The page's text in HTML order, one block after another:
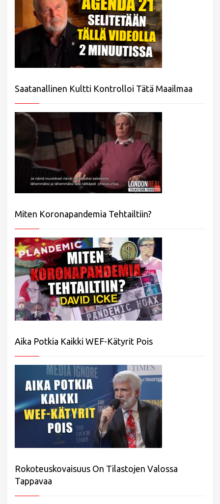
Saatanallinen Kultti Kontrolloi Tätä Maailmaa
Miten Koronapandemia Tehtailtiin?
Aika Potkia Kaikki WEF-Kätyrit Pois
Rokoteuskovaisuus On Tilastojen Valossa
Tappavaa